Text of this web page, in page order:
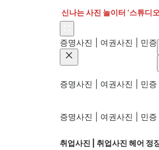
신나는 사진 놀이터 ‘스튜디
증명사진 | 여권사진 | 민증
증명사진 | 여권사진 | 민증
증명사진 | 여권사진 | 민증
취업사진 | 취업사진 헤어 정